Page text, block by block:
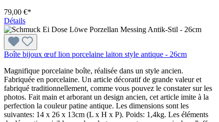
79,00 €*
Détails
Boîte bijoux œuf lion porcelaine laiton style antique - 26cm
Magnifique porcelaine boîte, réalisée dans un style ancien.
Fabriquée en porcelaine. Un article décoratif de grande valeur et
fabriqué traditionnellement, comme vous pouvez le constater sur les
photos. Fait main et arborant un design ancien, cet article imite à la
perfection la couleur patine antique. Les dimensions sont les
suivantes: 14 x 26 x 13cm (L x H x P). Poids: 1,4kg. Les éléments